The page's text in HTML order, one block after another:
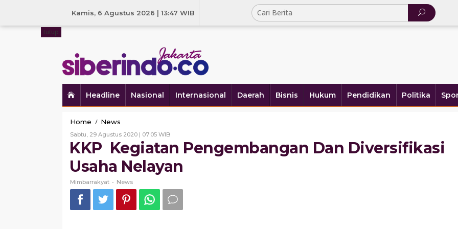
Kamis, 6 Agustus 2026 | 13:47 WIB
Headline Nasional Internasional Daerah Bisnis Hukum Pendidikan Politika
tutup
Home / News
Kegiatan
Pengembangan
Dan
Diversifikasi
Usaha
Sabtu, 29 Agustus 2020 | 07:05 WIBOleh
Mimbarrakyat
KKP Kegiatan Pengembangan Dan Diversifikasi
Usaha Nelayan
Mimbarrakyat - News